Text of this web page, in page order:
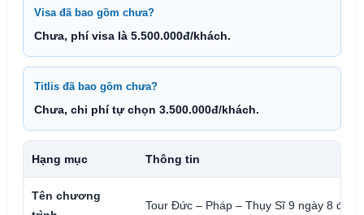
Visa đã bao gồm chưa?
Chưa, phí visa là 5.500.000đ/khách.
Titlis đã bao gồm chưa?
Chưa, chi phí tự chọn 3.500.000đ/khách.
Hạng mục Thông tin
Tên chương
Tour Đức – Pháp – Thụy Sĩ 9 ngày 8 đêm